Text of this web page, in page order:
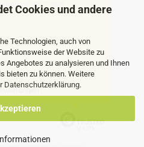
Cookies und andere
Technologien, auch von
der Website zu
Angebotes zu analysieren und Ihnen
bieten zu können. Weitere
Datenschutzerklärung.
30.07.2026